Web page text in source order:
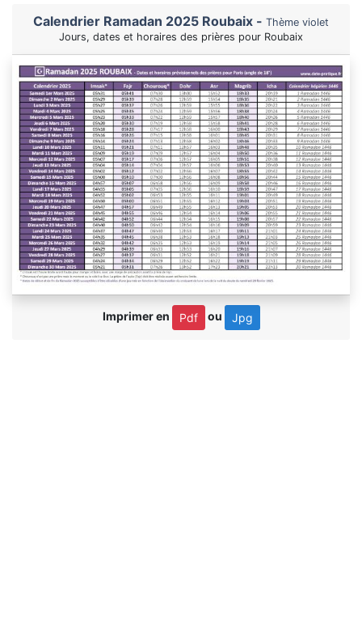
Calendrier Ramadan 2025 Roubaix - Thème violet
Jours, dates et horaires des prières pour Roubaix
Imprimer en Pdf ou Jpg